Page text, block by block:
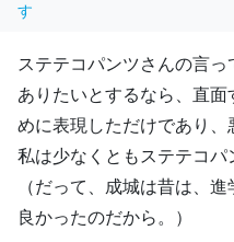
す
ステテコパンツさんの言
ありたいとするなら、直
めに表現しただけであり、
私は少なくともステテコパ
（だって、成城は昔は、
良かったのだから。）